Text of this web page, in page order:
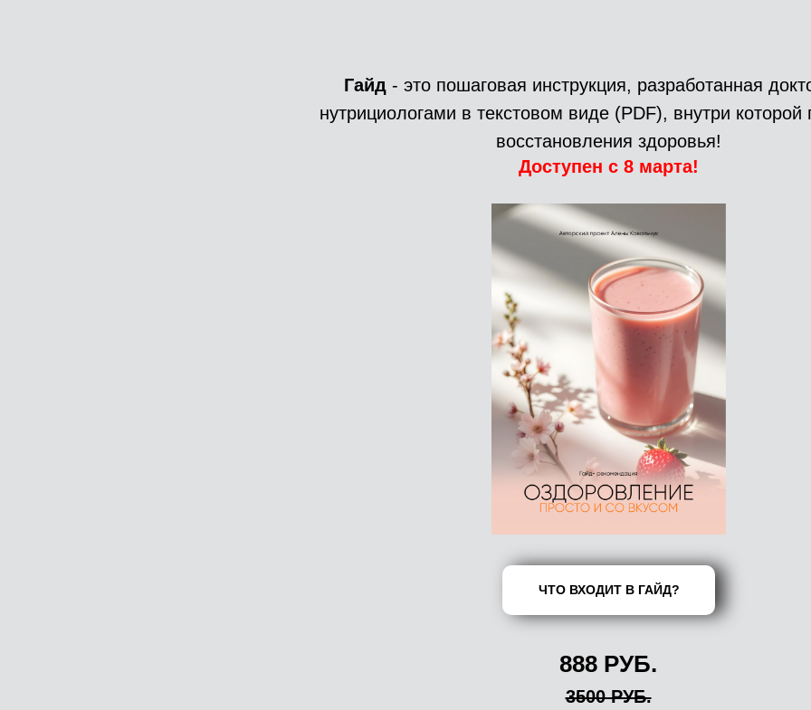
888 РУБ.
Доступен с 8 марта!
3500 РУБ.
ЧТО ВХОДИТ В ГАЙД?
Гайд - это пошаговая инструкция, разработанная
нутрициологами в текстовом виде (PDF), внутри которой
восстановления здоровья!